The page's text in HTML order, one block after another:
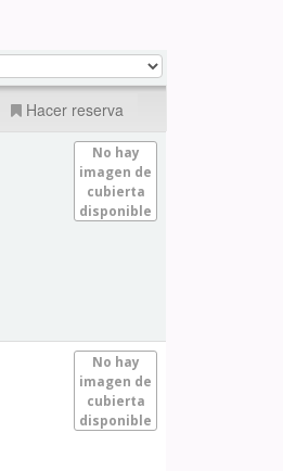
Hacer reserva
No hay
imagen de
cubierta
disponible
No hay
imagen de
cubierta
disponible